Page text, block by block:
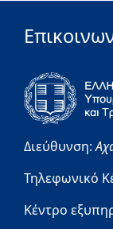
Διεύθυνση:
Τηλεφωνικό
Κέντρο